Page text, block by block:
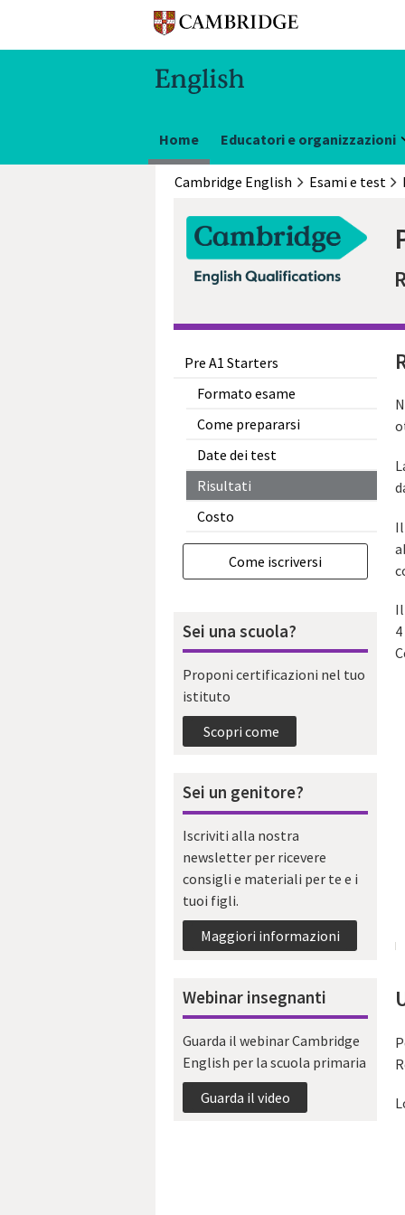
Home Educatori e organizzazioni
Cambridge English Esami e test
Pre A1 Starters
Formato esame
Come prepararsi
Date dei test
Risultati
Costo
Come iscriversi
Sei una scuola?
Proponi certificazioni nel tuo
istituto
Scopri come
Sei un genitore?
Iscriviti alla nostra
newsletter per ricevere
consigli e materiali per te e i
tuoi figli.
Maggiori informazioni
Webinar insegnanti
Guarda il webinar Cambridge
English per la scuola primaria
Guarda il video